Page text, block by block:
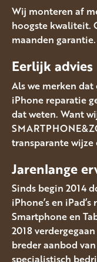
Wij monteren af
hoogste kwaliteit.
maanden garantie.
Eerlijk advies
Als we merken
iPhone reparatie
dat weten. Want
transparante
Jarenlange
Sinds begin 2014
iPhone’s en
Smartphone en
2018
breder aanbod
specialistisch